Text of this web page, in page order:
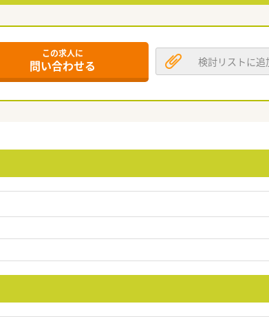
この求人に
問い合わせる 検討リストに追